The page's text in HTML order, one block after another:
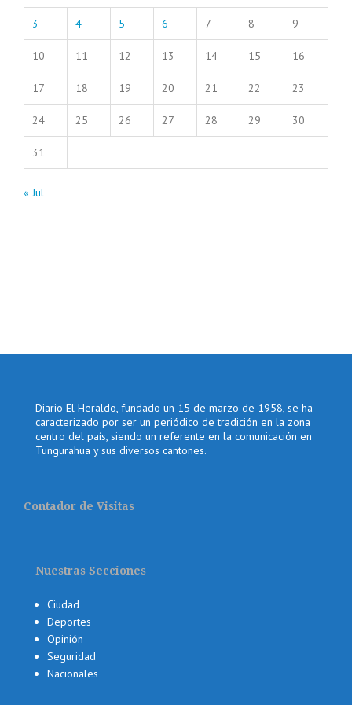
3 4 5 6 7 8 9
10 11 12 13 14 15 16
17 18 19 20 21 22 23
24 25 26 27 28 29 30
31
« Jul
Diario El Heraldo, fundado un 15 de marzo de 1958, se ha
caracterizado por ser un periódico de tradición en la zona
centro del país, siendo un referente en la comunicación en
Tungurahua y sus diversos cantones.
Contador de Visitas
Nuestras Secciones
Ciudad
Deportes
Opinión
Seguridad
Nacionales